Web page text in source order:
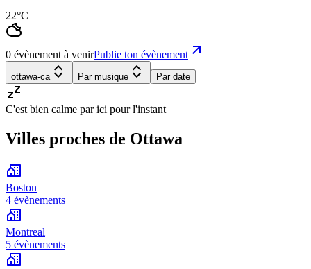
22°C
0 évènement à venirPublie ton évènement
ottawa-ca Par musique Par date
C'est bien calme par ici pour l'instant
Villes proches de Ottawa
Boston
4 évènements
Montreal
5 évènements